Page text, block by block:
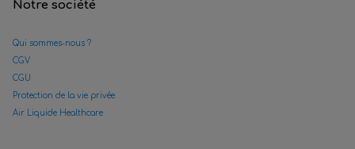
Notre société
Qui sommes-nous ?
CGV
CGU
Protection de la vie privée
Air Liquide Healthcare